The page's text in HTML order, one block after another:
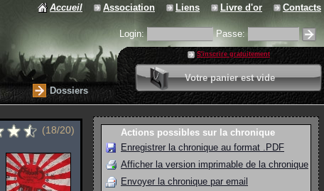
Accueil Association Liens Livre d'or Contacts
Login: Passe:
S'inscrire gratuitement
Votre panier est vide
0 article
Valider votre panier
Dossiers
(18/20)
Actions possibles sur la chronique
Enregistrer la chronique au format .PDF
Afficher la version imprimable de la chronique
Envoyer la chronique par email